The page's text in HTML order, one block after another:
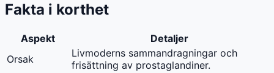
Fakta i korthet
Aspekt
Detaljer
Orsak
Livmoderns sammandragningar och
frisättning av prostaglandiner.